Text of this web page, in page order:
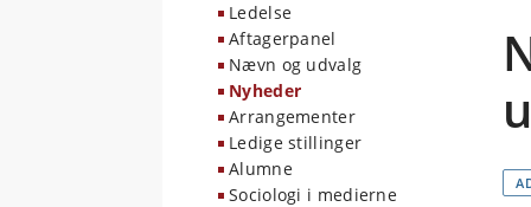
Ledelse
Aftagerpanel
Nævn og udvalg
Nyheder
Arrangementer
Ledige stillinger
Alumne
Sociologi i medierne